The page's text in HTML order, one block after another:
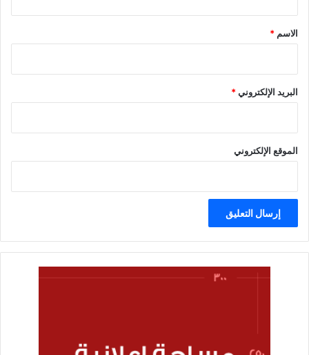
*
الاسم *
البريد الإلكتروني*
الموقع الإلكتروني